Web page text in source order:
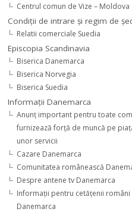
Centrul comun de Vize – Moldova
Condiţii de intrare şi regim de
Relatii comerciale Suedia
Episcopia Scandinavia
Biserica Danemarca
Biserica Norvegia
Biserica Suedia
Informaţii Danemarca
Anunţ important pentru toate
furnizează forţă de muncă pe
unor servicii
Cazare Danemarca
Comunitatea românească
Despre antene tv Danemarca
Informaţii pentru cetăţenii români
Danemarca